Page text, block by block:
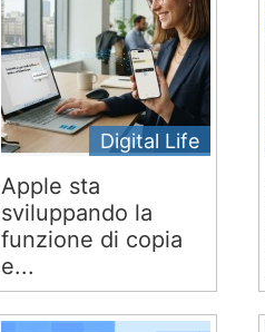
Digital Life
Apple sta
sviluppando la
funzione di copia
e...